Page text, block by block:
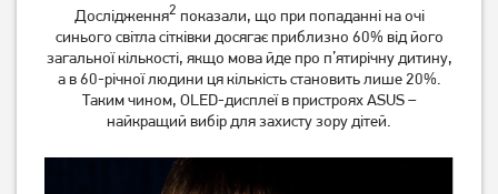
Дослідження2 показали, що при попаданні на очі
синього світла сітківки досягає приблизно 60% від його
загальної кількості, якщо мова йде про п’ятирічну дитину,
а в 60-річної людини ця кількість становить лише 20%.
Таким чином, OLED-дисплеї в пристроях ASUS –
найкращий вибір для захисту зору дітей.